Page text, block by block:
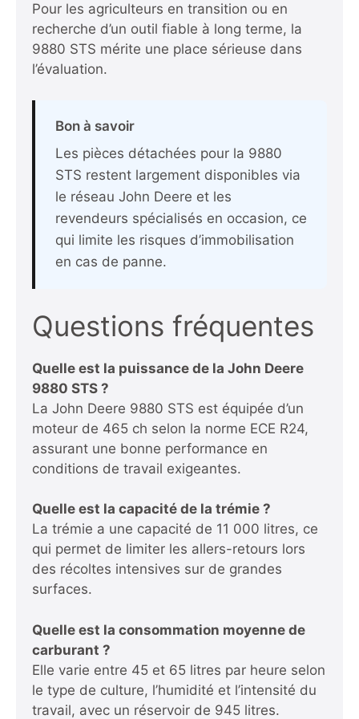
Pour les agriculteurs en transition ou en
recherche d’un outil fiable à long terme, la
9880 STS mérite une place sérieuse dans
l’évaluation.
Bon à savoir
Les pièces détachées pour la 9880
STS restent largement disponibles via
le réseau John Deere et les
revendeurs spécialisés en occasion, ce
qui limite les risques d’immobilisation
en cas de panne.
Questions fréquentes
Quelle est la puissance de la John Deere
9880 STS ?
La John Deere 9880 STS est équipée d’un
moteur de 465 ch selon la norme ECE R24,
assurant une bonne performance en
conditions de travail exigeantes.
Quelle est la capacité de la trémie ?
La trémie a une capacité de 11 000 litres, ce
qui permet de limiter les allers-retours lors
des récoltes intensives sur de grandes
surfaces.
Quelle est la consommation moyenne de
carburant ?
Elle varie entre 45 et 65 litres par heure selon
le type de culture, l’humidité et l’intensité du
travail, avec un réservoir de 945 litres.